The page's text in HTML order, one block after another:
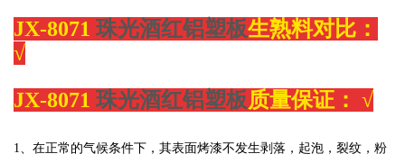
JX-8071 珠光酒红铝塑板生熟料对比：
√
JX-8071 珠光酒红铝塑板质量保证： √
1、在正常的气候条件下，其表面烤漆不发生剥落，起泡，裂纹，粉